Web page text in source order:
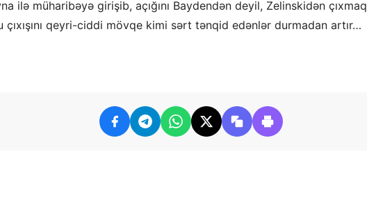
ilə müharibəyə girişib, açığını Baydendən deyil, Zelinskidən çıxmaq
çıxışını qeyri-ciddi mövqe kimi sərt tənqid edənlər durmadan artır…